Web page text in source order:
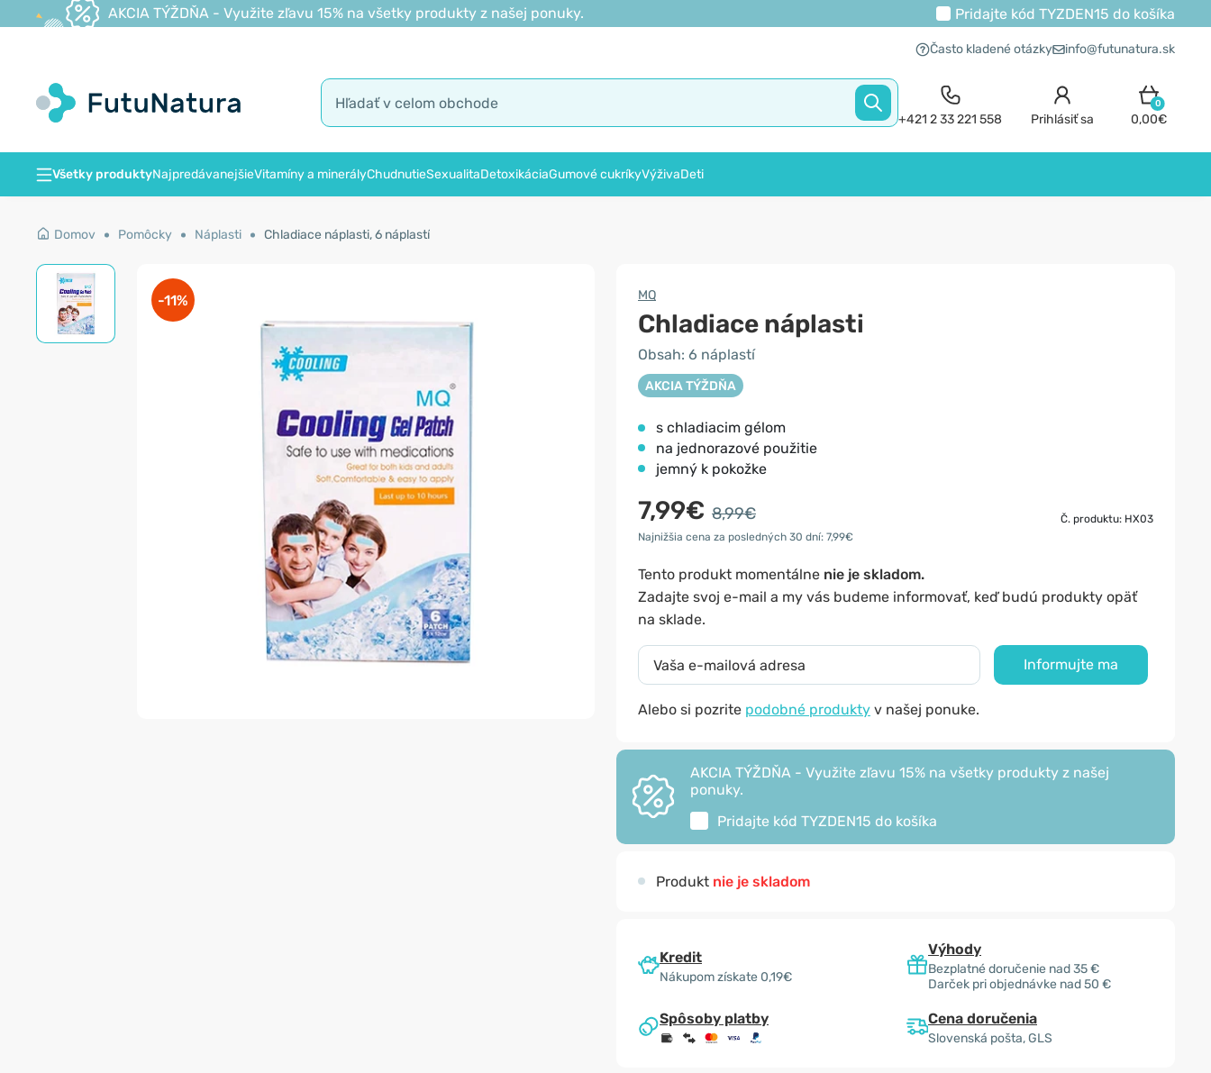
AKCIA TÝŽDŇA - Využite zľavu 15% na všetky produkty z našej ponuky. Pridajte kód TYZDEN15 do košíka
Často kladené otázky info@futunatura.sk
+421 2 33 221 558 Prihlásiť sa
0
0,00€
Všetky produktyNajpredávanejšieVitamíny a minerályChudnutieSexualitaDetoxikáciaGumové cukríkyVýživaDeti
Domov Pomôcky Náplasti Chladiace náplasti, 6 náplastí
-11% MQ
Chladiace náplasti
Obsah: 6 náplastí
AKCIA TÝŽDŇA
s chladiacim gélom
na jednorazové použitie
jemný k pokožke
7,99€ 8,99€
Č. produktu: HX03
Najnižšia cena za posledných 30 dní: 7,99€
Tento produkt momentálne nie je skladom.
Zadajte svoj e-mail a my vás budeme informovať, keď budú produkty opäť
na sklade.
Informujte ma
Alebo si pozrite podobné produkty v našej ponuke.
AKCIA TÝŽDŇA - Využite zľavu 15% na všetky produkty z našej
ponuky.
Pridajte kód TYZDEN15 do košíka
Produkt nie je skladom
Kredit
Nákupom získate 0,19€
Výhody
Bezplatné doručenie nad 35 €
Darček pri objednávke nad 50 €
Spôsoby platby Cena doručenia
Slovenská pošta, GLS